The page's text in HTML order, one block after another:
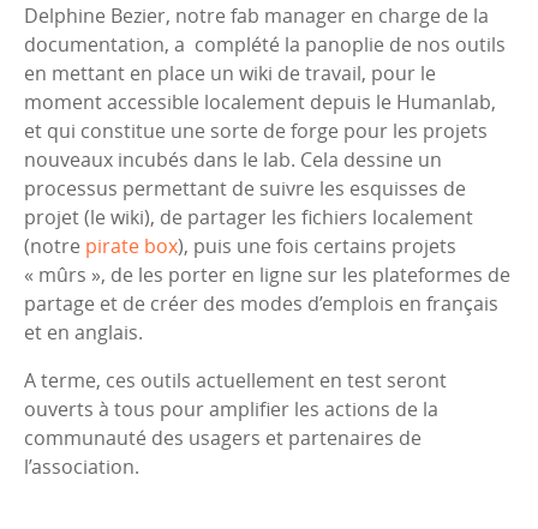
Delphine Bezier, notre fab manager en charge de la
documentation, a complété la panoplie de nos outils
en mettant en place un wiki de travail, pour le
moment accessible localement depuis le Humanlab,
et qui constitue une sorte de forge pour les projets
nouveaux incubés dans le lab. Cela dessine un
processus permettant de suivre les esquisses de
projet (le wiki), de partager les fichiers localement
(notre pirate box), puis une fois certains projets
« mûrs », de les porter en ligne sur les plateformes de
partage et de créer des modes d’emplois en français
et en anglais.
A terme, ces outils actuellement en test seront
ouverts à tous pour amplifier les actions de la
communauté des usagers et partenaires de
l’association.